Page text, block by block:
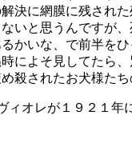
決に網膜に残され
と思うんですが
いな、で前半をひ
よそ見してたら
されたお犬様た
オレが１９２１年